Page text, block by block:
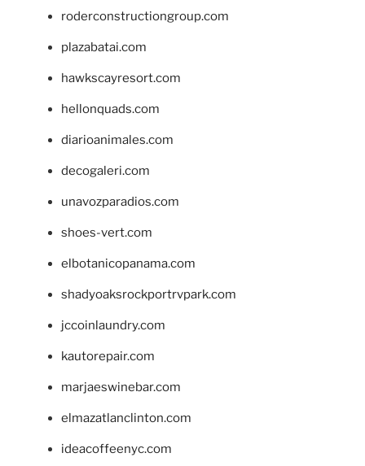
roderconstructiongroup.com
plazabatai.com
hawkscayresort.com
hellonquads.com
diarioanimales.com
decogaleri.com
unavozparadios.com
shoes-vert.com
elbotanicopanama.com
shadyoaksrockportrvpark.com
jccoinlaundry.com
kautorepair.com
marjaeswinebar.com
elmazatlanclinton.com
ideacoffeenyc.com